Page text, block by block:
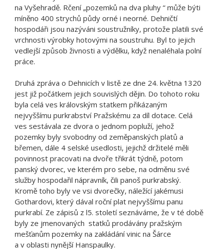
na Vyšehradě. Rčení „pozemků na dva pluhy “ může býti
míněno 400 strychů půdy orné i neorné. Dehničtí
hospodáři jsou nazýváni soustružníky, protože platili své
vrchnosti výrobky hotovými na soustruhu. Byl to jejich
vedlejší způsob živnosti a výdělku, když nenaléhala polní
práce.
Druhá zpráva o Dehnicích v listě ze dne 24. května 1320
jest již počátkem jejich souvislých dějin. Do tohoto roku
byla celá ves královským statkem přikázaným
nejvyššímu purkrabství Pražskému za díl dotace. Celá
ves sestávala ze dvora o jednom popluží, jehož
pozemky byly svobodny od zeměpanských platů a
břemen, dále 4 selské usedlosti, jejichž držitelé měli
povinnost pracovati na dvoře třikrát týdně, potom
panský dvorec, ve kterém pro sebe, na odměnu své
služby hospodařil nápravník, čili panoš purkrabský.
Kromě toho byly ve vsi dvorečky, náležící jakémusi
Gothardovi, který dával roční plat nejvyššímu panu
purkrabí. Ze zápisů z l5. století seznáváme, že v té době
byly ze jmenovaných statků prodávány pražským
mešťanům pozemky na zakládání vinic na Šárce
a v oblasti nynější Hanspaulky.